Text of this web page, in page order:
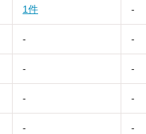
1件 -
- -
- -
- -
- -